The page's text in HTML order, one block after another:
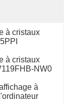
à cristaux
à cristaux
NW0
à